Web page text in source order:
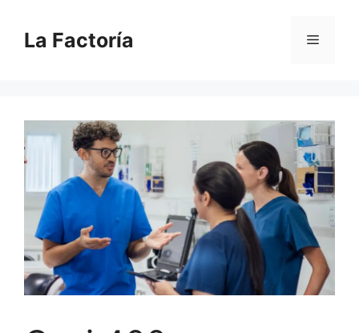
contenido
La Factoría Menú